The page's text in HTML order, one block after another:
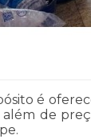
é
de